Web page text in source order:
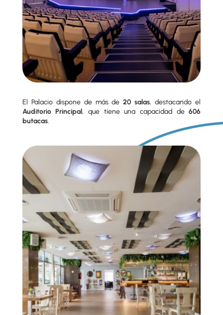
El Palacio dispone de más de 20 salas, destacando el
Auditorio Principal, que tiene una capacidad de606
butacas.